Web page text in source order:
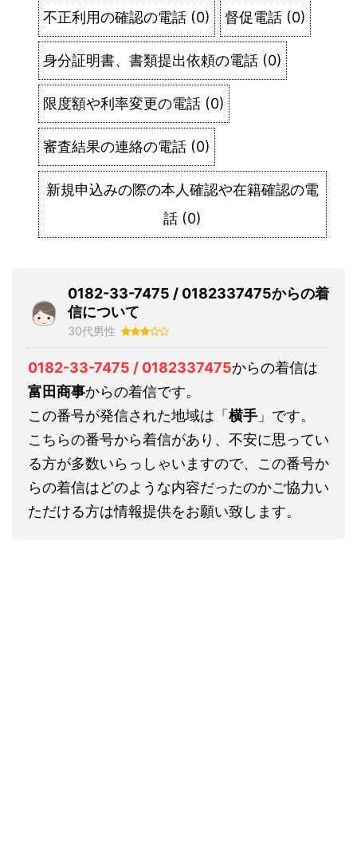
不正利用の確認の電話 (0) 督促電話 (0)
身分証明書、書類提出依頼の電話 (0)
限度額や利率変更の電話 (0)
審査結果の連絡の電話 (0)
新規申込みの際の本人確認や在籍確認の電
話 (0)
0182-33-7475 / 0182337475からの着
信について
30代男性
0182-33-7475 / 0182337475からの着信は
富田商事からの着信です。
この番号が発信された地域は「 横手 」です。
こちらの番号から着信があり、不安に思ってい
る方が多数いらっしゃいますので、この番号か
らの着信はどのような内容だったのかご協力い
ただける方は情報提供をお願い致します。